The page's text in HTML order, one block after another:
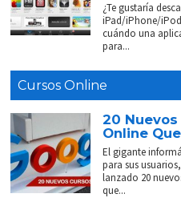
¿Te gustaría
iPad/iPhone/
cuándo una
para...
Cursos Online
20
Online
El gigante
para sus
lanzado 20
que...